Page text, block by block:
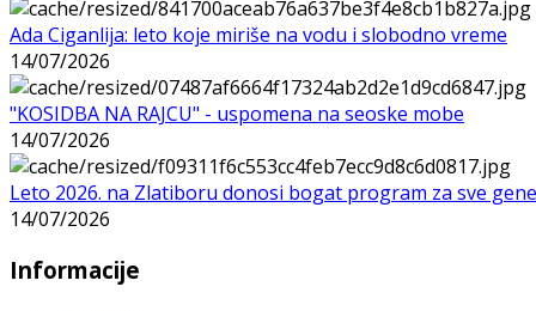
Ada Ciganlija: leto koje miriše na vodu i slobodno vreme
14/07/2026
"KOSIDBA NA RAJCU" - uspomena na seoske mobe
14/07/2026
Leto 2026. na Zlatiboru donosi bogat program za sve
14/07/2026
Informacije